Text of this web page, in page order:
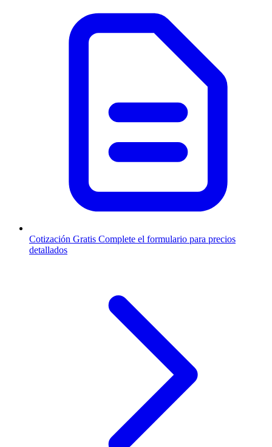
Cotización Gratis Complete el formulario para precios
detallados